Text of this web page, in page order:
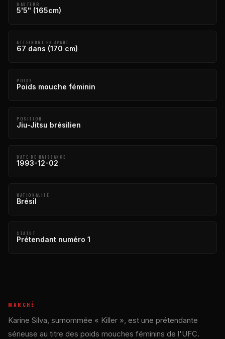
HAUTEUR
5'5" (165cm)
ATTEINDRE EN AVANT
67 dans (170 cm)
POIDS
Poids mouche féminin
POSITION
Jiu-Jitsu brésilien
DATE DE NAISSANCE
1993-12-02
NATIONALITÉ
Brésil
STATUT
Prétendant numéro 1
MARCHÉ
Karine Silva, surnommée « Killer », est une prétendante
sérieuse au titre des poids mouches féminins de l'UFC.